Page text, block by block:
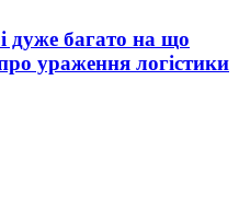
дуже багато на що
ураження логістики